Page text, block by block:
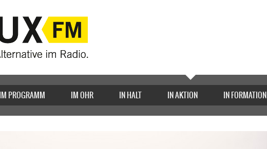
IM PROGRAMM IM OHR IN HALT IN AKTION IN FORMATION